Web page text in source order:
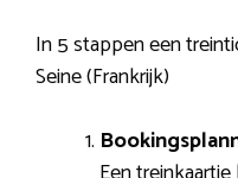
In 5 stappen een
Seine (Frankrijk)